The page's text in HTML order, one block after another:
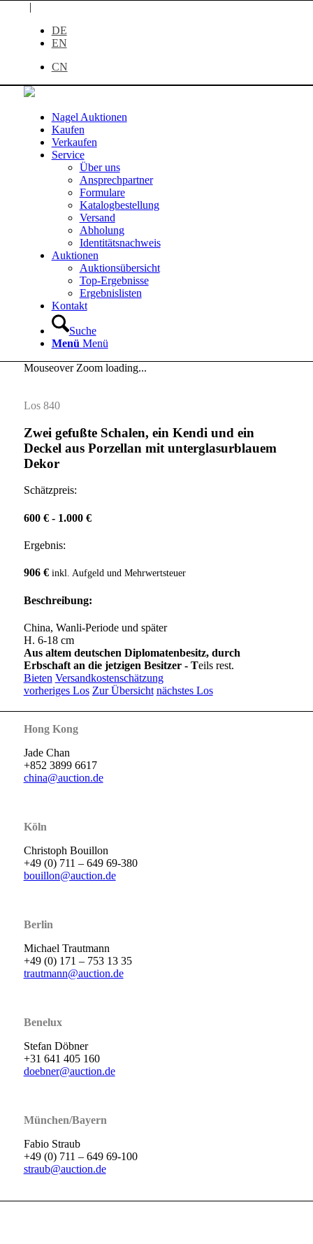
|
DE
EN
CN
Nagel Auktionen
Kaufen
Verkaufen
Service
Über uns
Ansprechpartner
Formulare
Katalogbestellung
Versand
Abholung
Identitätsnachweis
Auktionen
Auktionsübersicht
Top-Ergebnisse
Ergebnislisten
Kontakt
Suche
Menü Menü
Mouseover Zoom loading...
Los 840
Zwei gefußte Schalen, ein Kendi und ein
Deckel aus Porzellan mit unterglasurblauem
Dekor
Schätzpreis:
600 € - 1.000 €
Ergebnis:
906 € inkl. Aufgeld und Mehrwertsteuer
Beschreibung:
China, Wanli-Periode und später
H. 6-18 cm
Aus altem deutschen Diplomatenbesitz, durch
Erbschaft an die jetzigen Besitzer - Teils rest.
Bieten Versandkostenschätzung
vorheriges Los Zur Übersicht nächstes Los
Hong Kong
Jade Chan
+852 3899 6617
china@auction.de
Köln
Christoph Bouillon
+49 (0) 711 – 649 69-380
bouillon@auction.de
Berlin
Michael Trautmann
+49 (0) 171 – 753 13 35
trautmann@auction.de
Benelux
Stefan Döbner
+31 641 405 160
doebner@auction.de
München/Bayern
Fabio Straub
+49 (0) 711 – 649 69-100
straub@auction.de